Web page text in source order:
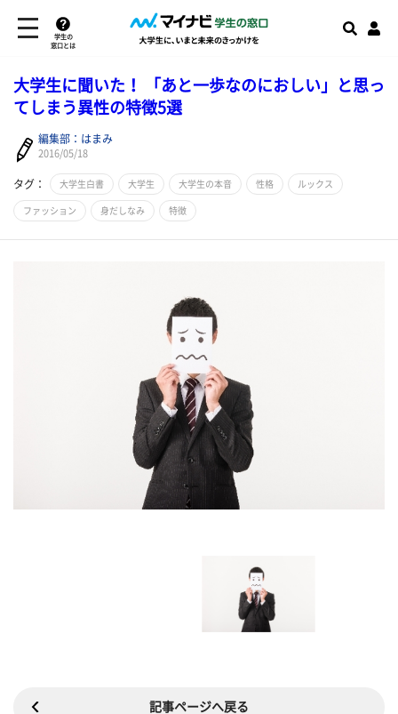
学生の
窓口とは
大学生に聞いた！ 「あと一歩なのにおしい」と思っ
てしまう異性の特徴5選
編集部：はまみ
2016/05/18
タグ： 大学生白書 大学生 大学生の本音 性格 ルックス
ファッション 身だしなみ 特徴
記事ページへ戻る